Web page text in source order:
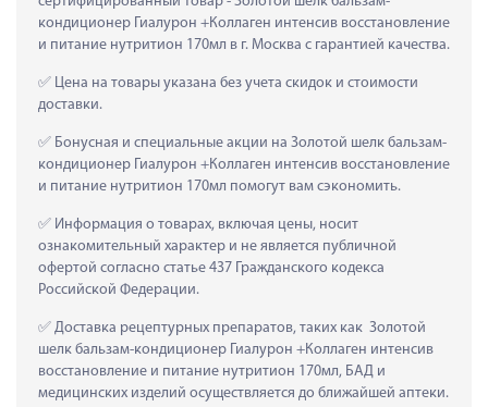
кондиционер Гиалурон +Коллаген интенсив восстановление
и питание нутритион 170мл в г. Москва с гарантией качества.
Цена на товары указана без учета скидок и стоимости
доставки.
Бонусная и специальные акции на Золотой шелк бальзам-
кондиционер Гиалурон +Коллаген интенсив восстановление
и питание нутритион 170мл помогут вам сэкономить.
Информация о товарах, включая цены, носит
ознакомительный характер и не является публичной
офертой согласно статье 437 Гражданского кодекса
Российской Федерации.
Доставка рецептурных препаратов, таких как  Золотой
шелк бальзам-кондиционер Гиалурон +Коллаген интенсив
восстановление и питание нутритион 170мл, БАД и
медицинских изделий осуществляется до ближайшей аптеки.